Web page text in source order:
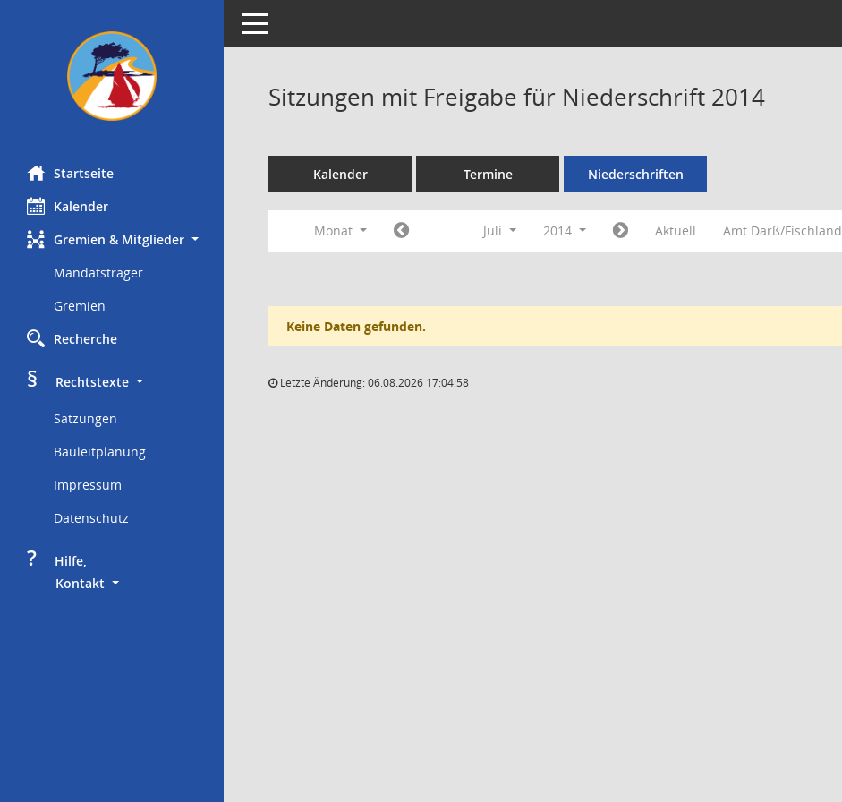
Startseite
Kalender
Gremien & Mitglieder
Mandatsträger
Gremien
Recherche
§
     Rechtstexte
Satzungen
Bauleitplanung
Impressum
Datenschutz
?
     Hilfe,
Kontakt
Toggle navigation
Sitzungen mit Freigabe für Niederschrift 2014
Kalender Termine Niederschriften
Monat Juli 2014 Aktuell Amt Darß/Fischland
Keine Daten gefunden.
Letzte Änderung: 06.08.2026 17:04:58